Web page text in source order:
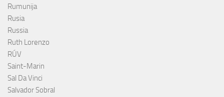
Rumunija
Rusia
Russia
Ruth Lorenzo
RÚV
Saint-Marin
Sal Da Vinci
Salvador Sobral